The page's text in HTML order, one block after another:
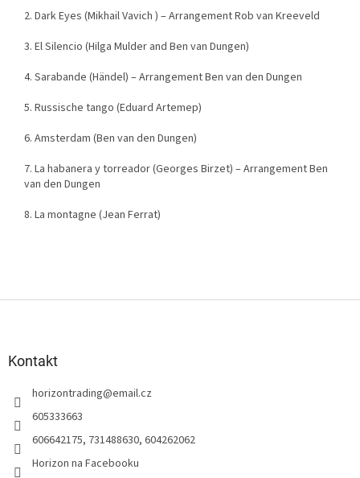
2. Dark Eyes (Mikhail Vavich ) – Arrangement Rob van Kreeveld
3. El Silencio (Hilga Mulder and Ben van Dungen)
4. Sarabande (Händel) – Arrangement Ben van den Dungen
5. Russische tango (Eduard Artemep)
6. Amsterdam (Ben van den Dungen)
7. La habanera y torreador (Georges Birzet) – Arrangement Ben
van den Dungen
8. La montagne (Jean Ferrat)
Kontakt
horizontrading@email.cz
605333663
606642175, 731488630, 604262062
Horizon na Facebooku